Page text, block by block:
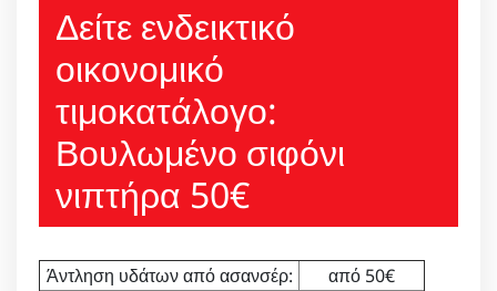
Δείτε ενδεικτικό
οικονομικό
τιμοκατάλογο:
Βουλωμένο σιφόνι
νιπτήρα 50€
Άντληση υδάτων από ασανσέρ:
από 50€